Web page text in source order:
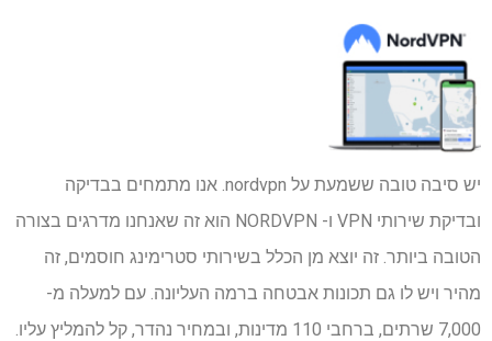
יש סיבה טובה ששמעת על nordvpn. אנו מתמחים בבדיקה
ובדיקת שירותי VPN ו- NORDVPN הוא זה שאנחנו מדרגים בצורה
הטובה ביותר. זה יוצא מן הכלל בשירותי סטרימינג חוסמים, זה
מהיר ויש לו גם תכונות אבטחה ברמה העליונה. עם למעלה מ-
7,000 שרתים, ברחבי 110 מדינות, ובמחיר נהדר, קל להמליץ ​​עליו.